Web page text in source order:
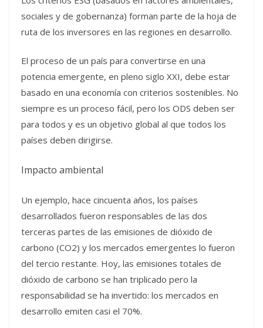
sociales y de gobernanza) forman parte de la hoja de
ruta de los inversores en las regiones en desarrollo.
El proceso de un país para convertirse en una
potencia emergente, en pleno siglo XXI, debe estar
basado en una economía con criterios sostenibles. No
siempre es un proceso fácil, pero los ODS deben ser
para todos y es un objetivo global al que todos los
países deben dirigirse.
Impacto ambiental
Un ejemplo, hace cincuenta años, los países
desarrollados fueron responsables de las dos
terceras partes de las emisiones de dióxido de
carbono (CO2) y los mercados emergentes lo fueron
del tercio restante. Hoy, las emisiones totales de
dióxido de carbono se han triplicado pero la
responsabilidad se ha invertido: los mercados en
desarrollo emiten casi el 70%.